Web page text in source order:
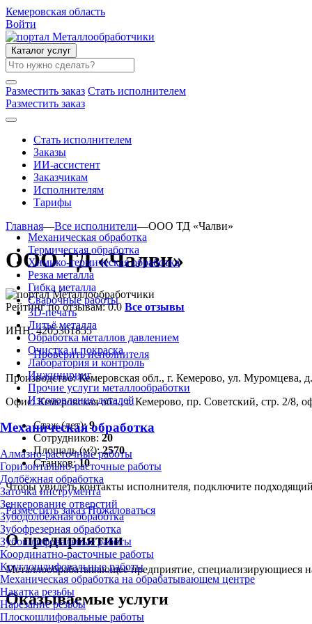
Кемеровская область
Войти
Каталог услуг
Разместить заказ Стать исполнителем
Разместить заказ
Стать исполнителем
Заказы
ИИ-ассистент
Заказчикам
Исполнителям
Тарифы
Механическая обработка
Термическая обработка
Химико-термическая обработка
Резка металла
Гибка металла
Сварочные работы
3D-печать
Литьё металла
Обработка металлов давлением
Очистка и покраска
Лаборатория и контроль
Инжиниринг
Прочие услуги металлообработки
Изготовление деталей
Механическая обработка
Алмазно-расточные работы
Горизонтально-расточные работы
Долбёжная обработка
Заточка инструмента
Зенкерование отверстий
Зубодолбёжная обработка
Зубофрезерная обработка
Зубошлифовальные работы
Координатно-расточные работы
Круглошлифовальные работы
Механическая обработка на обрабатывающем центре
Накатка резьбы
Нарезание резьбы
Плоскошлифовальные работы
Главная—Все исполнители—ООО ТД «Чалви»
ООО ТД «Чалви»
Рейтинг по отзывам:0.0 Все отзывы
ИНН: 4205361855
Проверить исполнителя
Производство: Кемеровская обл., г. Кемерово, ул. Муромцева,
Офис: Кемеровская обл., г. Кемерово, пр. Советский, стр. 2/8,
Стаж (лет):9
Сотрудников: 20
Площадь (м²):2570
Станков:10
Чтобы увидеть контакты исполнителя, подключите подходящий
Разместить заказ Пожаловаться
О предприятии
Металлообрабатывающее предприятие, специализирующиеся
Оказываемые услуги